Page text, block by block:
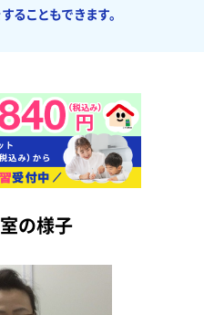
ることもできます。
の様子